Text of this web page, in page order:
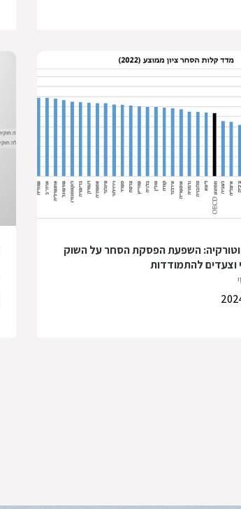
השפעת הפסקת הסחר על השוק
וצעדים להתמודדות